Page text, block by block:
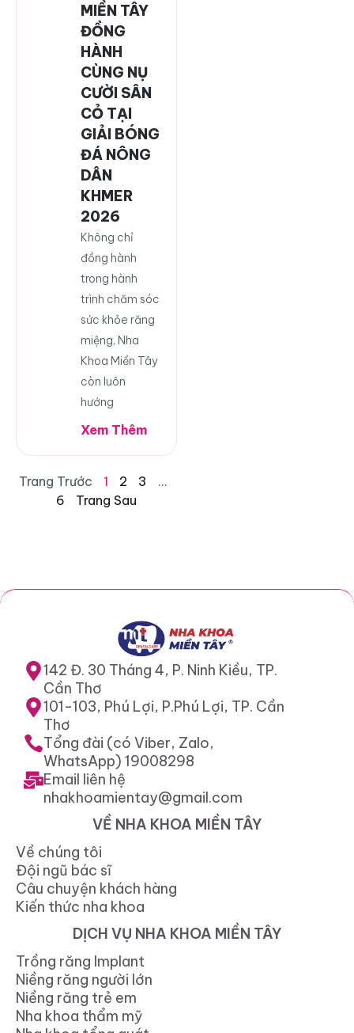
MIỀN TÂY
ĐỒNG
HÀNH
CÙNG NỤ
CƯỜI SÂN
CỎ TẠI
GIẢI BÓNG
ĐÁ NÔNG
DÂN
KHMER
2026
Không chỉ
đồng hành
trong hành
trình chăm sóc
sức khỏe răng
miệng, Nha
Khoa Miền Tây
còn luôn
hướng
Xem Thêm
Trang Trước 1 2 3
…
6
Trang Sau
142 Đ. 30 Tháng 4, P. Ninh Kiều, TP.
Cần Thơ
101-103, Phú Lợi, P.Phú Lợi, TP. Cần
Thơ
Tổng đài (có Viber, Zalo,
WhatsApp) 19008298
Email liên hệ
nhakhoamientay@gmail.com
VỀ NHA KHOA MIỀN TÂY
Về chúng tôi
Đội ngũ bác sĩ
Câu chuyện khách hàng
Kiến thức nha khoa
DỊCH VỤ NHA KHOA MIỀN TÂY
Trồng răng Implant
Niềng răng người lớn
Niềng răng trẻ em
Nha khoa thẩm mỹ